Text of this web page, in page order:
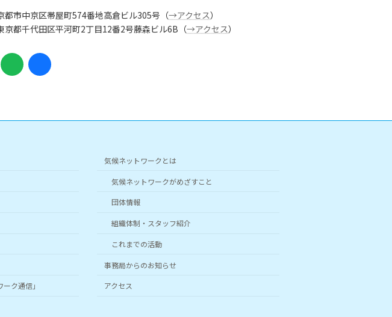
都市中京区帯屋町574番地高倉ビル305号（→アクセス）
京都千代田区平河町2丁目12番2号藤森ビル6B（→アクセス）
ア
イ
コ
ア
イ
コ
ク通信」
気候ネットワークとは
気候ネットワークがめざすこと
団体情報
組織体制・スタッフ紹介
これまでの活動
事務局からのお知らせ
アクセス